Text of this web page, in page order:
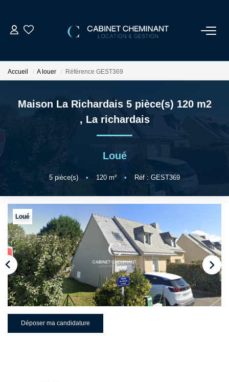
LOUER
VENDRE
GESTION LOCATIVE
NOS AGENCES
Qui Sommes-Nous ?
Nos Biens Loués
Nos Actualités
EXTRANET
CONTACT
Accueil A louer Référence GEST369
Maison La Richardais 5 pièce(s) 120 m2
, La richardais
Loué
5 pièce(s) • 120 m² • Réf : GEST369
Loué
Déposer ma candidature